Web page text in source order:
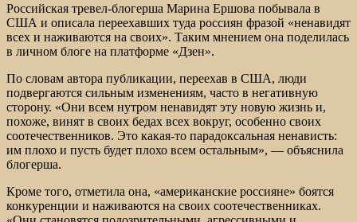
Российская тревел-блогерша Марина Ершова побывала в
США и описала переехавших туда россиян фразой «ненавидят
всех и наживаются на своих». Таким мнением она поделилась
в личном блоге на платформе «Дзен».
По словам автора публикации, переехав в США, люди
подвергаются сильным изменениям, часто в негативную
сторону. «Они всем нутром ненавидят эту новую жизнь и,
похоже, винят в своих бедах всех вокруг, особенно своих
соотечественников. Это какая-то парадоксальная ненависть:
им плохо и пусть будет плохо всем остальным», — объяснила
блогерша.
Кроме того, отметила она, «американские россияне» боятся
конкуренции и наживаются на своих соотечественниках.